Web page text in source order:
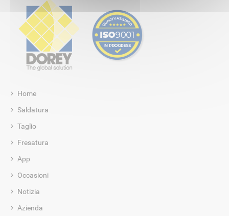
Home
Saldatura
Taglio
Fresatura
App
Occasioni
Notizia
Azienda